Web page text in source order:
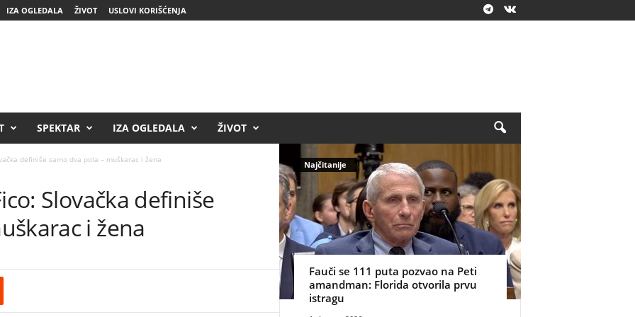
IZA OGLEDALA ŽIVOT USLOVI KORIŠĆENJA
SPEKTAR IZA OGLEDALA ŽIVOT
definiše samo dva pola – muškarac i žena
Slovačka definiše
i žena
Najčitanije
Fauči se 111 puta pozvao na Peti
amandman: Florida otvorila prvu
istragu